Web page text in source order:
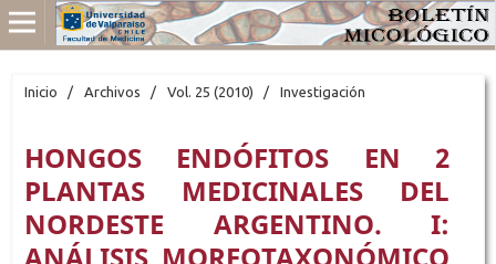
Inicio / Archivos / Vol. 25 (2010) / Investigación
HONGOS ENDÓFITOS EN 2
PLANTAS MEDICINALES DEL
NORDESTE ARGENTINO. I: